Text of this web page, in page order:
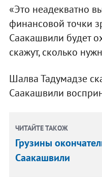
«Это неадекватно
финансовой точки
Саакашвили будет
скажут, сколько
Шалва Тадумадзе
Саакашвили
ЧИТАЙТЕ ТАКОЖ
Грузины
Саакашвили